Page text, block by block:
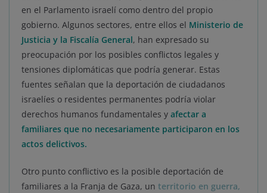
en el Parlamento israelí como dentro del propio
gobierno. Algunos sectores, entre ellos el Ministerio de
Justicia y la Fiscalía General, han expresado su
preocupación por los posibles conflictos legales y
tensiones diplomáticas que podría generar. Estas
fuentes señalan que la deportación de ciudadanos
israelíes o residentes permanentes podría violar
derechos humanos fundamentales y afectar a
familiares que no necesariamente participaron en los
actos delictivos.
Otro punto conflictivo es la posible deportación de
familiares a la Franja de Gaza, un territorio en guerra,